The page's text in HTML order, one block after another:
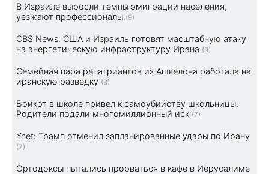
В Израиле выросли темпы эмиграции населения,
уезжают профессионалы (9)
CBS News: США и Израиль готовят масштабную атаку
на энергетическую инфраструктуру Ирана (9)
Семейная пара репатриантов из Ашкелона работала на
иранскую разведку (8)
Бойкот в школе привел к самоубийству школьницы.
Родители подали многомиллионный иск (7)
Ynet: Трамп отменил запланированные удары по Ирану
(7)
Ортодоксы пытались прорваться в кафе в Иерусалиме